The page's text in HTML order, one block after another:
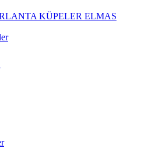
KÜPELER ELMAS